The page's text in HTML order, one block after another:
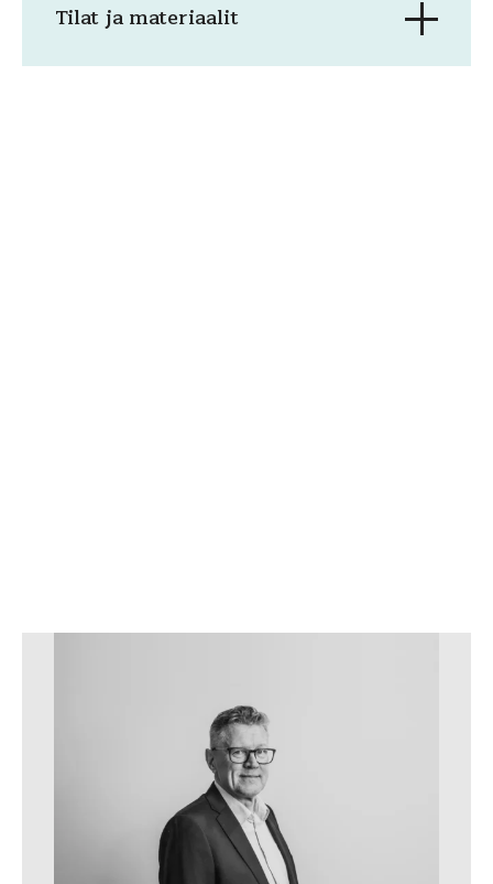
Tilat ja materiaalit